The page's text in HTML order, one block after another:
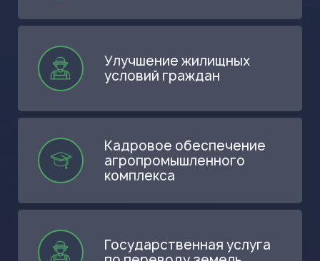
Улучшение жилищных
условий граждан
Кадровое обеспечение
агропромышленного
комплекса
Государственная услуга